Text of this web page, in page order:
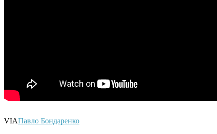
VIAПавло Бондаренко